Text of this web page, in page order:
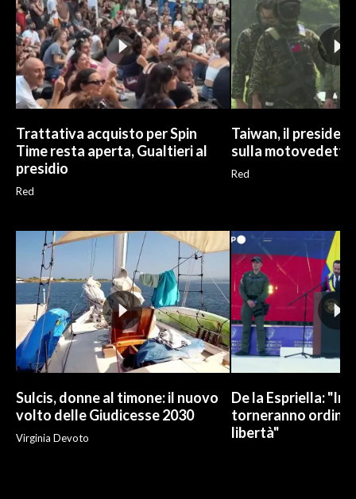
Trattativa acquisto per Spin
Time resta aperta, Gualtieri al
presidio
Red
Taiwan, il
sulla motovedetta
Red
Sulcis, donne al timone: il nuovo
volto delle Giudicesse 2030
Virginia Devoto
De la Espriella: "In
torneranno
libertà"